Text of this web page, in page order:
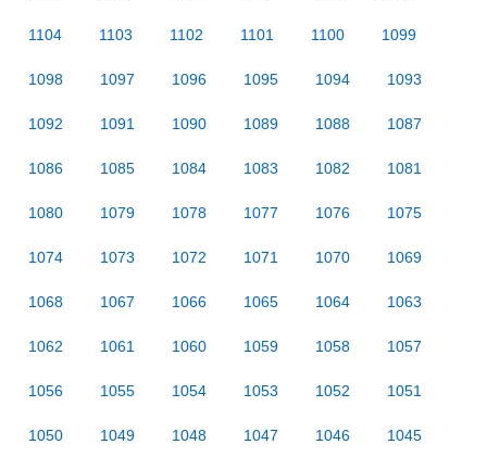
1104 1103 1102 1101 1100 1099
1098 1097 1096 1095 1094 1093
1092 1091 1090 1089 1088 1087
1086 1085 1084 1083 1082 1081
1080 1079 1078 1077 1076 1075
1074 1073 1072 1071 1070 1069
1068 1067 1066 1065 1064 1063
1062 1061 1060 1059 1058 1057
1056 1055 1054 1053 1052 1051
1050 1049 1048 1047 1046 1045